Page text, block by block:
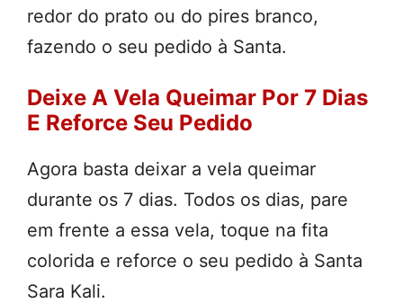
redor do prato ou do pires branco,
fazendo o seu pedido à Santa.
Deixe A Vela Queimar Por 7 Dias
E Reforce Seu Pedido
Agora basta deixar a vela queimar
durante os 7 dias. Todos os dias, pare
em frente a essa vela, toque na fita
colorida e reforce o seu pedido à Santa
Sara Kali.